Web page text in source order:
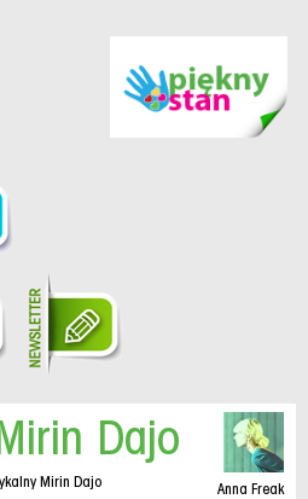
Anna Freak
Dajo
Mirin Dajo